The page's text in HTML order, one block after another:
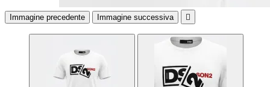
Immagine precedente Immagine successiva 